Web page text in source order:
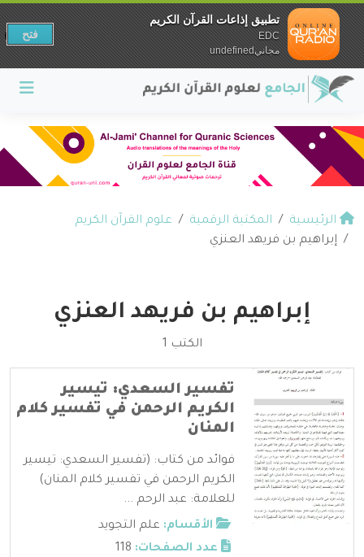
الرئيسية المكتبة الرقمية
علوم القرآن الكريم
إبراهيم بن فريهد العنزي
إبراهيم بن فريهد العنزي
الكتب 1
تفسير السعدي: تيسير
الكريم الرحمن في تفسير كلام
المنان
فوائد من كتاب: (تفسير السعدي: تيسير
الكريم الرحمن في تفسير كلام المنان)
للعلامة: عبد الرحم ...
الأقسام: علم التجويد
عدد الصفحات:
تطبيق إذاعات القرآن الكريم
EDC
مجانيundefined
فتح